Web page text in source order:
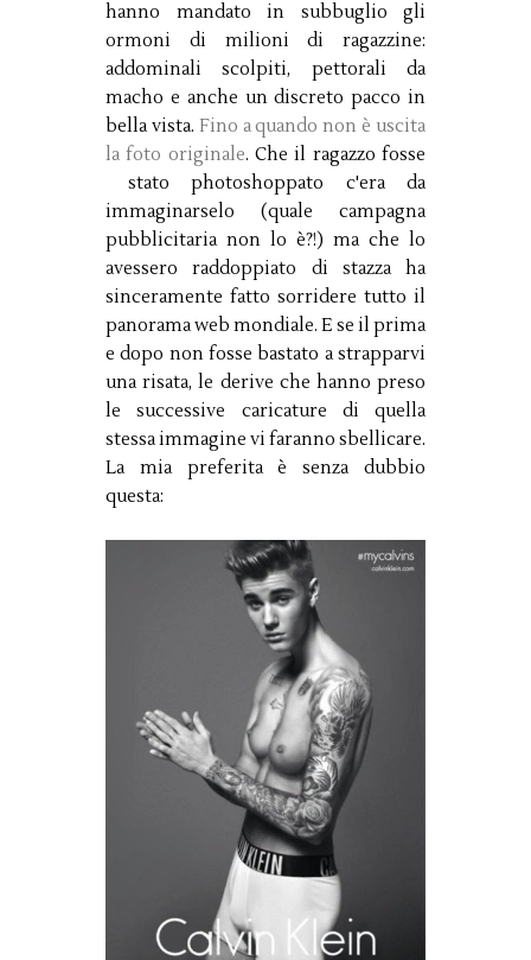
hanno mandato in subbuglio gli
ormoni di milioni di ragazzine:
addominali scolpiti, pettorali da
macho e anche un discreto pacco in
bella vista. Fino a quando non è uscita
la foto originale. Che il ragazzo fosse
stato photoshoppato c'era da
immaginarselo (quale campagna
pubblicitaria non lo è?!) ma che lo
avessero raddoppiato di stazza ha
sinceramente fatto sorridere tutto il
panorama web mondiale. E se il prima
e dopo non fosse bastato a strapparvi
una risata, le derive che hanno preso
le successive caricature di quella
stessa immagine vi faranno sbellicare.
La mia preferita è senza dubbio
questa: